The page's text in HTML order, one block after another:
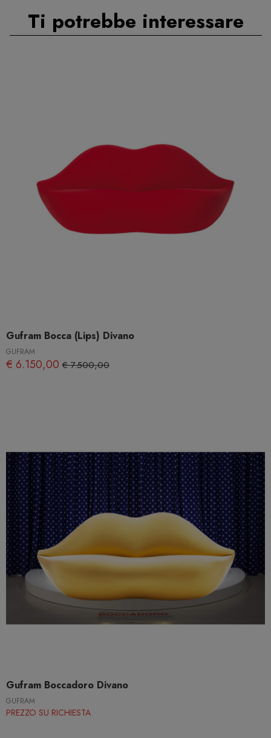
Ti potrebbe interessare
Gufram Bocca (Lips) Divano
GUFRAM
€ 6.150,00 € 7.500,00
Gufram Boccadoro Divano
GUFRAM
PREZZO SU RICHIESTA